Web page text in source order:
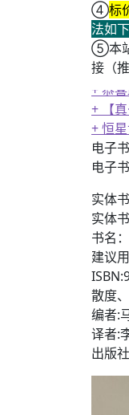
④标
法如下
⑤本站
接（
+ 恭
+ 【
+ 恒
电子
电子书
实体
实体
书名
建议
散度
编者:
译者:
出版